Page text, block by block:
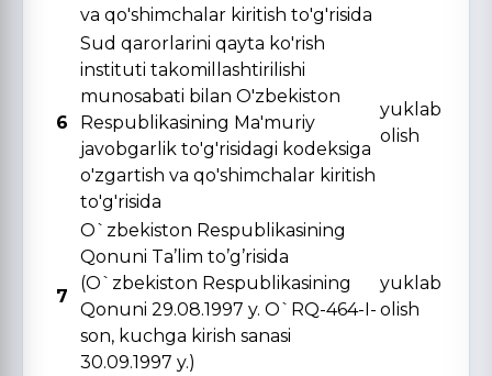
va qo'shimchalar kiritish to'g'risida
6
Sud qarorlarini qayta ko'rish
instituti takomillashtirilishi
munosabati bilan O'zbekiston
Respublikasining Ma'muriy
javobgarlik to'g'risidagi kodeksiga
o'zgartish va qo'shimchalar kiritish
to'g'risida
yuklab
olish
7
O`zbekiston Respublikasining
Qonuni Ta’lim to’g’risida
(O`zbekiston Respublikasining
Qonuni 29.08.1997 y. O`RQ-464-I-
son, kuchga kirish sanasi
30.09.1997 y.)
yuklab
olish